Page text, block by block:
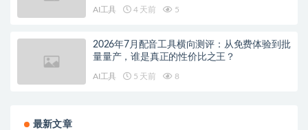
AI工具 4 天前 5
2026年7月配音工具横向测评：从免费体验到批
量量产，谁是真正的性价比之王？
AI工具 5 天前 8
最新文章